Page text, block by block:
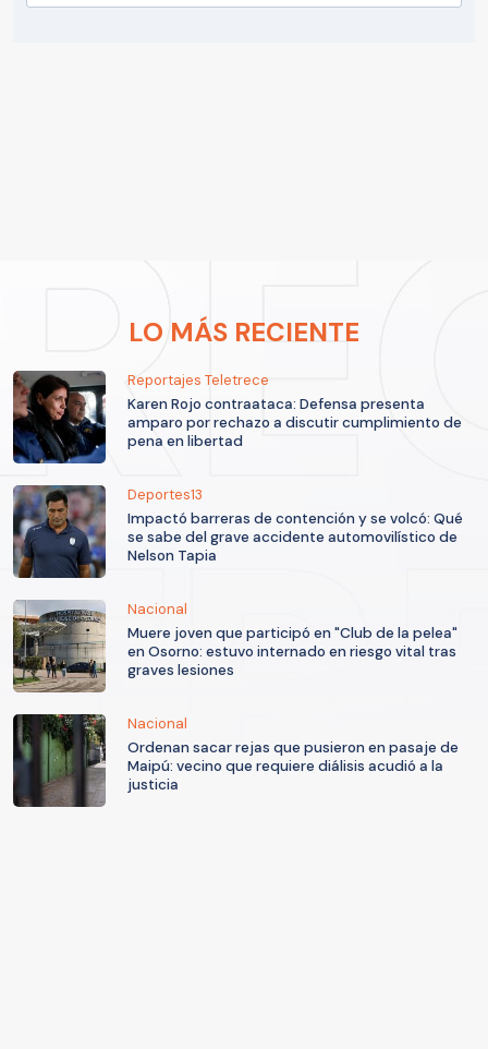
LO MÁS RECIENTE
Reportajes Teletrece
Karen Rojo contraataca: Defensa presenta
amparo por rechazo a discutir cumplimiento de
pena en libertad
Deportes13
Impactó barreras de contención y se volcó: Qué
se sabe del grave accidente automovilístico de
Nelson Tapia
Nacional
Muere joven que participó en "Club de la pelea"
en Osorno: estuvo internado en riesgo vital tras
graves lesiones
Nacional
Ordenan sacar rejas que pusieron en pasaje de
Maipú: vecino que requiere diálisis acudió a la
justicia